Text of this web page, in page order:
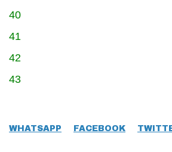
40 26,5
41 27,5
42 28
43 29
WHATSAPP FACEBOOK